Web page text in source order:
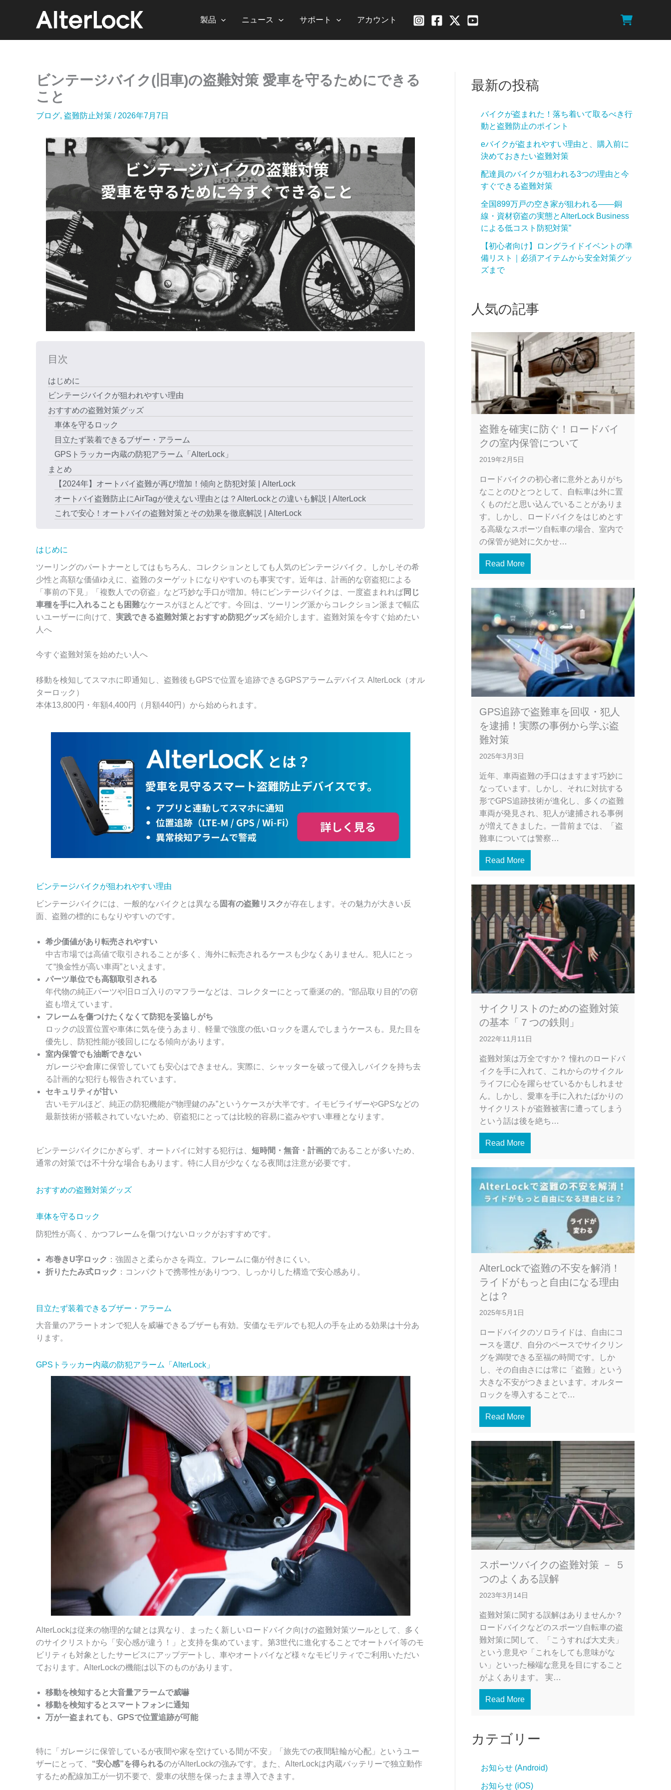
製品 ニュース サポート アカウント
ビンテージバイク(旧車)の盗難対策 愛車を守るためにできる
こと
ブログ, 盗難防止対策 / 2026年7月7日
目次
はじめに
ビンテージバイクが狙われやすい理由
おすすめの盗難対策グッズ
車体を守るロック
目立たず装着できるブザー・アラーム
GPSトラッカー内蔵の防犯アラーム「AlterLock」
まとめ
【2024年】オートバイ盗難が再び増加！傾向と防犯対策 | AlterLock
オートバイ盗難防止にAirTagが使えない理由とは？AlterLockとの違いも解説 | AlterLock
これで安心！オートバイの盗難対策とその効果を徹底解説 | AlterLock
はじめに
ツーリングのパートナーとしてはもちろん、コレクションとしても人気のビンテージバイク。しかしその希
少性と高額な価値ゆえに、盗難のターゲットになりやすいのも事実です。近年は、計画的な窃盗犯による
「事前の下見」「複数人での窃盗」など巧妙な手口が増加。特にビンテージバイクは、一度盗まれれば同じ
車種を手に入れることも困難なケースがほとんどです。今回は、ツーリング派からコレクション派まで幅広
いユーザーに向けて、 実践できる盗難対策とおすすめ防犯グッズを紹介します。盗難対策を今すぐ始めたい
人へ
今すぐ盗難対策を始めたい人へ
移動を検知してスマホに即通知し、盗難後もGPSで位置を追跡できるGPSアラームデバイス AlterLock（オル
ターロック）
本体13,800円・年額4,400円（月額440円）から始められます。
ビンテージバイクが狙われやすい理由
ビンテージバイクには、一般的なバイクとは異なる 固有の盗難リスクが存在します。その魅力が大きい反
面、盗難の標的にもなりやすいのです。
希少価値があり転売されやすい
中古市場では高値で取引されることが多く、海外に転売されるケースも少なくありません。犯人にとっ
て“換金性が高い車両”といえます。
パーツ単位でも高額取引される
年代物の純正パーツや旧ロゴ入りのマフラーなどは、コレクターにとって垂涎の的。“部品取り目的”の窃
盗も増えています。
フレームを傷つけたくなくて防犯を妥協しがち
ロックの設置位置や車体に気を使うあまり、軽量で強度の低いロックを選んでしまうケースも。見た目を
優先し、防犯性能が後回しになる傾向があります。
室内保管でも油断できない
ガレージや倉庫に保管していても安心はできません。実際に、シャッターを破って侵入しバイクを持ち去
る計画的な犯行も報告されています。
セキュリティが甘い
古いモデルほど、純正の防犯機能が“物理鍵のみ”というケースが大半です。イモビライザーやGPSなどの
最新技術が搭載されていないため、窃盗犯にとっては比較的容易に盗みやすい車種となります。
ビンテージバイクにかぎらず、オートバイに対する犯行は、 短時間・無音・計画的であることが多いため、
通常の対策では不十分な場合もあります。特に人目が少なくなる夜間は注意が必要です。
おすすめの盗難対策グッズ
車体を守るロック
防犯性が高く、かつフレームを傷つけないロックがおすすめです。
布巻きU字ロック ：強固さと柔らかさを両立。フレームに傷が付きにくい。
折りたたみ式ロック ：コンパクトで携帯性がありつつ、しっかりした構造で安心感あり。
目立たず装着できるブザー・アラーム
大音量のアラートオンで犯人を威嚇できるブザーも有効。安価なモデルでも犯人の手を止める効果は十分あ
ります。
GPSトラッカー内蔵の防犯アラーム「AlterLock」
AlterLockは従来の物理的な鍵とは異なり、まったく新しいロードバイク向けの盗難対策ツールとして、多く
のサイクリストから「安心感が違う！」と支持を集めています。第3世代に進化することでオートバイ等のモ
ビリティも対象としたサービスにアップデートし、車やオートバイなど様々なモビリティでご利用いただい
ております。AlterLockの機能は以下のものがあります。
移動を検知すると大音量アラームで威嚇
移動を検知するとスマートフォンに通知
万が一盗まれても、GPSで位置追跡が可能
特に「ガレージに保管しているが夜間や家を空けている間が不安」「旅先での夜間駐輪が心配」というユー
ザーにとって、 “安心感”を得られるのがAlterLockの強みです。また、AlterLockは内蔵バッテリーで独立動作
するため配線加工が一切不要で、愛車の状態を保ったまま導入できます。
最新の投稿
バイクが盗まれた！落ち着いて取るべき行
動と盗難防止のポイント
eバイクが盗まれやすい理由と、購入前に
決めておきたい盗難対策
配達員のバイクが狙われる3つの理由と今
すぐできる盗難対策
全国899万戸の空き家が狙われる——銅
線・資材窃盗の実態とAlterLock Business
による低コスト防犯対策”
【初心者向け】ロングライドイベントの準
備リスト｜必須アイテムから安全対策グッ
ズまで
人気の記事
盗難を確実に防ぐ！ロードバイ
クの室内保管について
2019年2月5日
ロードバイクの初心者に意外とありがち
なことのひとつとして、自転車は外に置
くものだと思い込んでいることがありま
す。しかし、ロードバイクをはじめとす
る高級なスポーツ自転車の場合、室内で
の保管が絶対に欠かせ…
Read More
GPS追跡で盗難車を回収・犯人
を逮捕！実際の事例から学ぶ盗
難対策
2025年3月3日
近年、車両盗難の手口はますます巧妙に
なっています。しかし、それに対抗する
形でGPS追跡技術が進化し、多くの盗難
車両が発見され、犯人が逮捕される事例
が増えてきました。一昔前までは、「盗
難車については警察…
Read More
サイクリストのための盗難対策
の基本「７つの鉄則」
2022年11月11日
盗難対策は万全ですか？ 憧れのロードバ
イクを手に入れて、これからのサイクル
ライフに心を躍らせているかもしれませ
ん。しかし、愛車を手に入れたばかりの
サイクリストが盗難被害に遭ってしまう
という話は後を絶ち…
Read More
AlterLockで盗難の不安を解消！
ライドがもっと自由になる理由
とは？
2025年5月1日
ロードバイクのソロライドは、自由にコ
ースを選び、自分のペースでサイクリン
グを満喫できる至福の時間です。しか
し、その自由さには常に「盗難」という
大きな不安がつきまといます。オルター
ロックを導入することで…
Read More
スポーツバイクの盗難対策 － ５
つのよくある誤解
2023年3月14日
盗難対策に関する誤解はありませんか？
ロードバイクなどのスポーツ自転車の盗
難対策に関して、「こうすれば大丈夫」
という意見や「これをしても意味がな
い」といった極端な意見を目にすること
がよくあります。 実…
Read More
カテゴリー
お知らせ (Android)
お知らせ (iOS)